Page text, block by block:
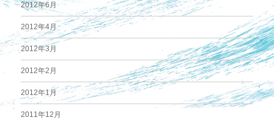
2012年6月
2012年4月
2012年3月
2012年2月
2012年1月
2011年12月